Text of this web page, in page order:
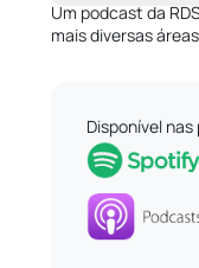
Um podcast da
mais diversas
Disponível